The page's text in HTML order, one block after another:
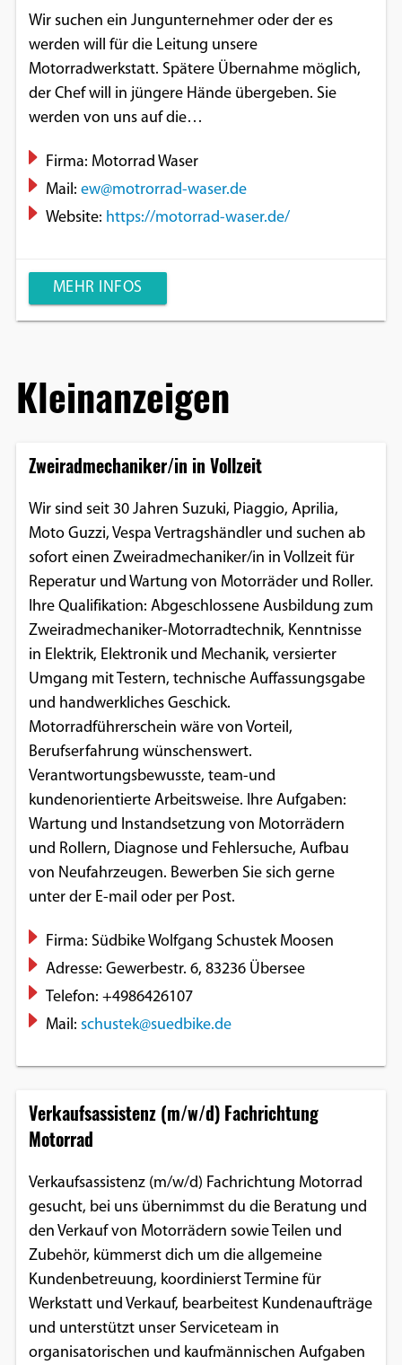
Wir suchen ein Jungunternehmer oder der es
werden will für die Leitung unsere
Motorradwerkstatt. Spätere Übernahme möglich,
der Chef will in jüngere Hände übergeben. Sie
werden von uns auf die…
Firma: Motorrad Waser
Mail: ew@motrorrad-waser.de
Website: https://motorrad-waser.de/
MEHR INFOS
Kleinanzeigen
Zweiradmechaniker/in in Vollzeit
Wir sind seit 30 Jahren Suzuki, Piaggio, Aprilia,
Moto Guzzi, Vespa Vertragshändler und suchen ab
sofort einen Zweiradmechaniker/in in Vollzeit für
Reperatur und Wartung von Motorräder und Roller.
Ihre Qualifikation: Abgeschlossene Ausbildung zum
Zweiradmechaniker-Motorradtechnik, Kenntnisse
in Elektrik, Elektronik und Mechanik, versierter
Umgang mit Testern, technische Auffassungsgabe
und handwerkliches Geschick.
Motorradführerschein wäre von Vorteil,
Berufserfahrung wünschenswert.
Verantwortungsbewusste, team-und
kundenorientierte Arbeitsweise. Ihre Aufgaben:
Wartung und Instandsetzung von Motorrädern
und Rollern, Diagnose und Fehlersuche, Aufbau
von Neufahrzeugen. Bewerben Sie sich gerne
unter der E-mail oder per Post.
Firma: Südbike Wolfgang Schustek Moosen
Adresse: Gewerbestr. 6, 83236 Übersee
Telefon: +4986426107
Mail: schustek@suedbike.de
Verkaufsassistenz (m/w/d) Fachrichtung
Motorrad
Verkaufsassistenz (m/w/d) Fachrichtung Motorrad
gesucht, bei uns übernimmst du die Beratung und
den Verkauf von Motorrädern sowie Teilen und
Zubehör, kümmerst dich um die allgemeine
Kundenbetreuung, koordinierst Termine für
Werkstatt und Verkauf, bearbeitest Kundenaufträge
und unterstützt unser Serviceteam in
organisatorischen und kaufmännischen Aufgaben